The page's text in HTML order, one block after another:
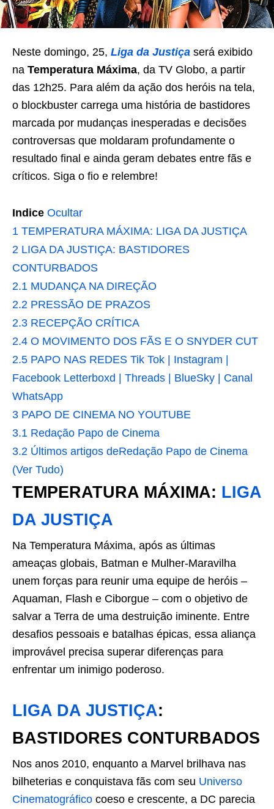
Neste domingo, 25, Liga da Justiça será exibido
na Temperatura Máxima, da TV Globo, a partir
das 12h25. Para além da ação dos heróis na tela,
o blockbuster carrega uma história de bastidores
marcada por mudanças inesperadas e decisões
controversas que moldaram profundamente o
resultado final e ainda geram debates entre fãs e
críticos. Siga o fio e relembre!
Indice Ocultar
1 TEMPERATURA MÁXIMA: LIGA DA JUSTIÇA
2 LIGA DA JUSTIÇA: BASTIDORES
CONTURBADOS
2.1 MUDANÇA NA DIREÇÃO
2.2 PRESSÃO DE PRAZOS
2.3 RECEPÇÃO CRÍTICA
2.4 O MOVIMENTO DOS FÃS E O SNYDER CUT
2.5 PAPO NAS REDES Tik Tok | Instagram |
Facebook Letterboxd | Threads | BlueSky | Canal
WhatsApp
3 PAPO DE CINEMA NO YOUTUBE
3.1 Redação Papo de Cinema
3.2 Últimos artigos deRedação Papo de Cinema
(Ver Tudo)
TEMPERATURA MÁXIMA: LIGA
DA JUSTIÇA
Na Temperatura Máxima, após as últimas
ameaças globais, Batman e Mulher-Maravilha
unem forças para reunir uma equipe de heróis –
Aquaman, Flash e Ciborgue – com o objetivo de
salvar a Terra de uma destruição iminente. Entre
desafios pessoais e batalhas épicas, essa aliança
improvável precisa superar diferenças para
enfrentar um inimigo poderoso.
LIGA DA JUSTIÇA:
BASTIDORES CONTURBADOS
Nos anos 2010, enquanto a Marvel brilhava nas
bilheterias e conquistava fãs com seu Universo
Cinematográfico coeso e crescente, a DC parecia